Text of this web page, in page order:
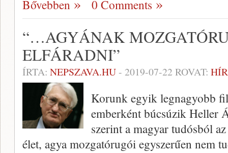
Bővebben 0 Comments
“…AGYÁNAK
ELFÁRADNI”
ÍRTA: NEPSZAVA.HU- 2019-07-22 ROVAT:
Korunk egyik legnagyobb
emberként búcsúzik Heller
szerint a magyar tudósból
élet, agya mozgatórugói egyszerűen nem